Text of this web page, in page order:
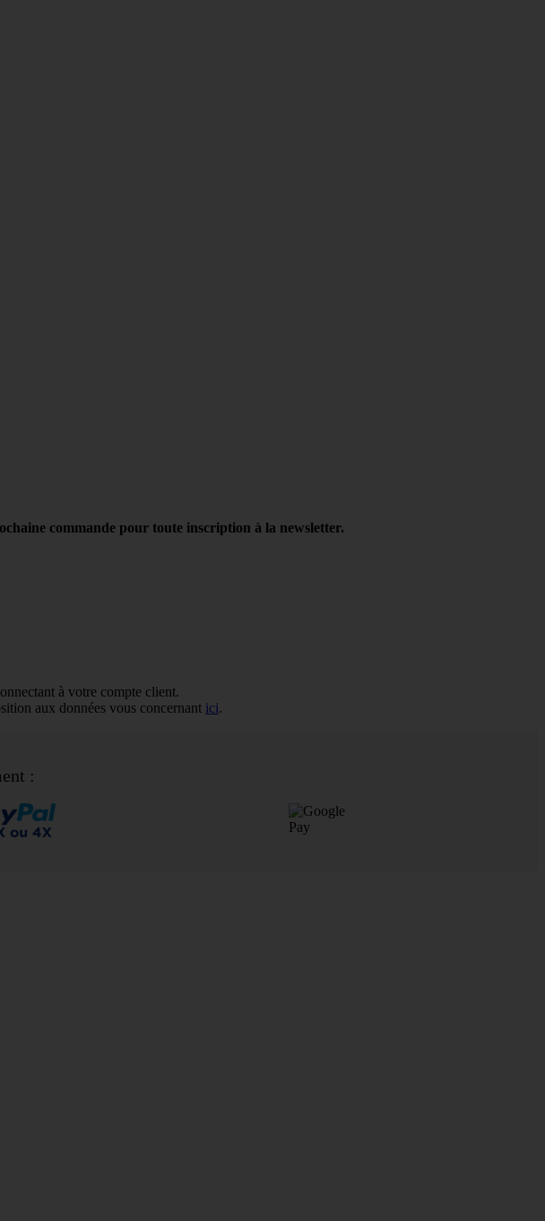
commande pour toute inscription à la newsletter.
à votre compte client.
aux données vous concernant ici.
: